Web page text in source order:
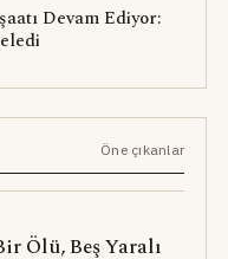
Devam Ediyor:
Öne çıkanlar
Ölü, Beş Yaralı